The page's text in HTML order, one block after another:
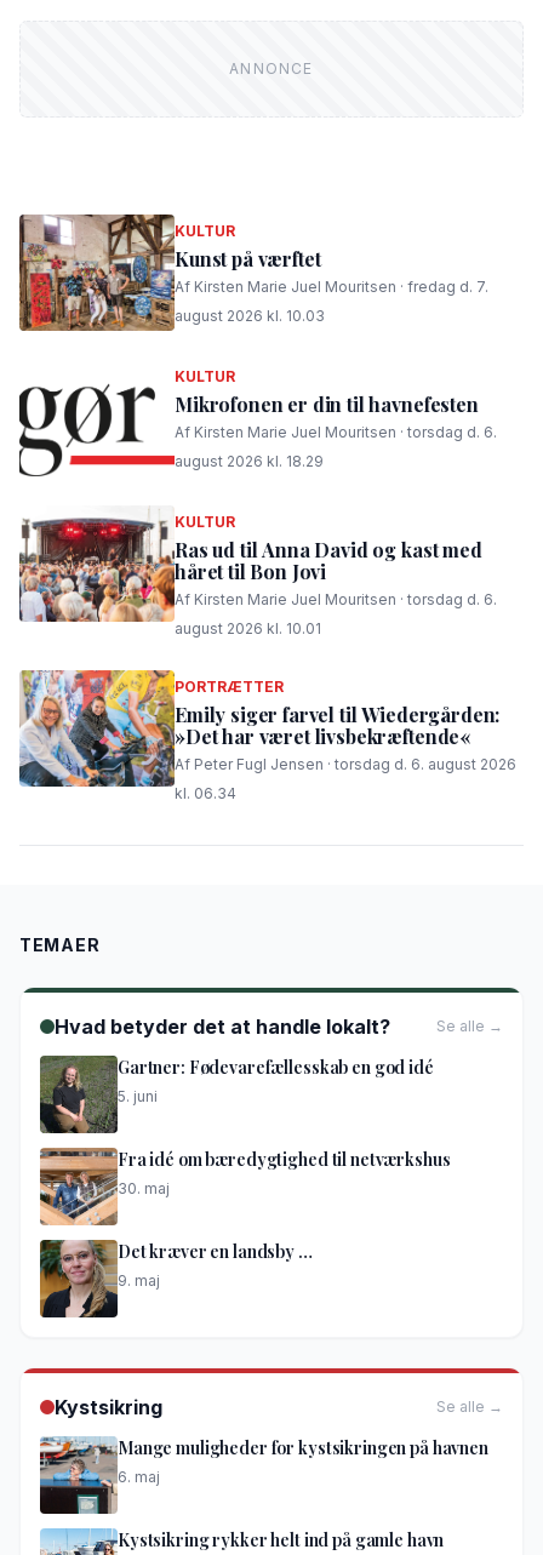
KULTUR
Kunst på værftet
Af Kirsten Marie Juel Mouritsen · fredag d. 7.
august 2026 kl. 10.03
KULTUR
Mikrofonen er din til havnefesten
Af Kirsten Marie Juel Mouritsen · torsdag d. 6.
august 2026 kl. 18.29
KULTUR
Ras ud til Anna David og kast med
håret til Bon Jovi
Af Kirsten Marie Juel Mouritsen · torsdag d. 6.
august 2026 kl. 10.01
PORTRÆTTER
Emily siger farvel til Wiedergården:
»Det har været livsbekræftende«
Af Peter Fugl Jensen · torsdag d. 6. august 2026
kl. 06.34
TEMAER
Hvad betyder det at handle lokalt? Se alle →
Gartner: Fødevarefællesskab en god idé
5. juni
Fra idé om bæredygtighed til netværkshus
30. maj
Det kræver en landsby …
9. maj
Kystsikring Se alle →
Mange muligheder for kystsikringen på havnen
6. maj
Kystsikring rykker helt ind på gamle havn